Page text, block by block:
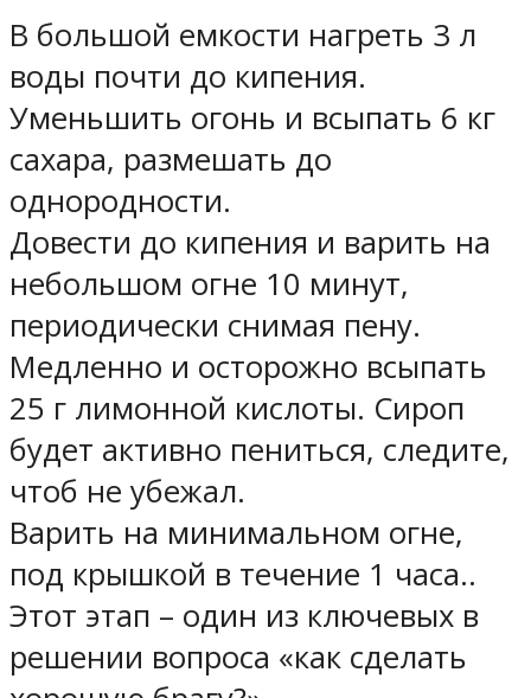
В большой емкости нагреть 3 л
воды почти до кипения.
Уменьшить огонь и всыпать 6 кг
сахара, размешать до
однородности.
Довести до кипения и варить на
небольшом огне 10 минут,
периодически снимая пену.
Медленно и осторожно всыпать
25 г лимонной кислоты. Сироп
будет активно пениться, следите,
чтоб не убежал.
Варить на минимальном огне,
под крышкой в течение 1 часа..
Этот этап – один из ключевых в
решении вопроса «как сделать